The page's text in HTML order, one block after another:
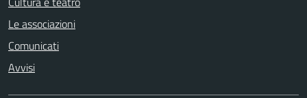
Le associazioni
Comunicati
Avvisi